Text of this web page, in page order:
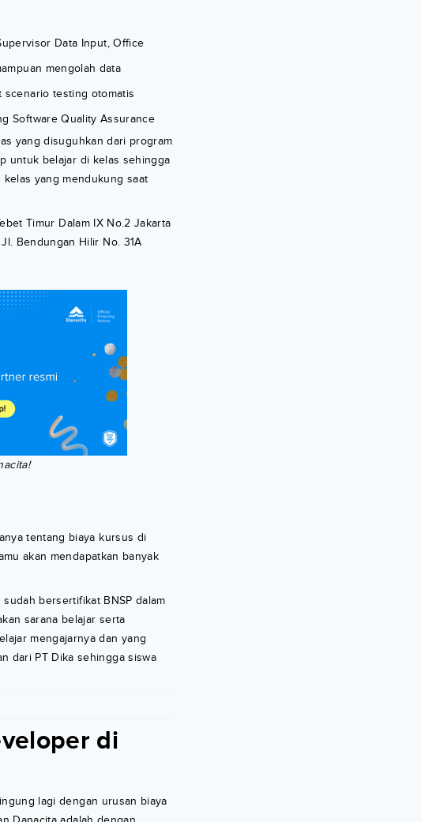
Data Input, Office
mengolah data
scenario testing otomatis
Software Quality Assurance
yang disuguhkan dari program
untuk belajar di kelas sehingga
yang mendukung saat
Timur Dalam IX No.2 Jakarta
Bendungan Hilir No. 31A
tentang biaya kursus di
akan mendapatkan banyak
bersertifikat BNSP dalam
sarana belajar serta
mengajarnya dan yang
dari PT Dika sehingga siswa
di
lagi dengan urusan biaya